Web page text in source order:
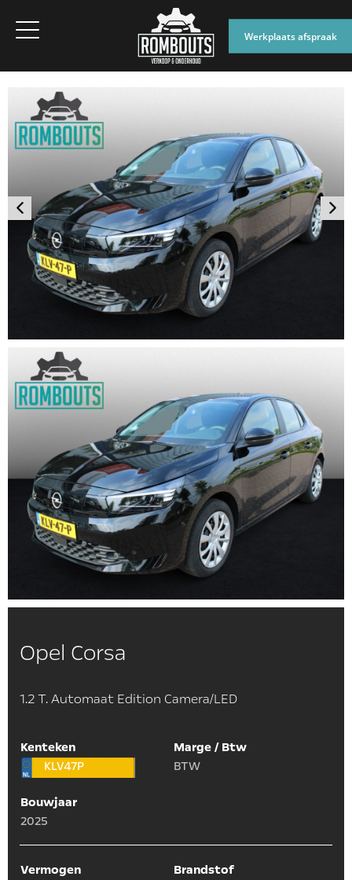
Werkplaats afspraak
Opel Corsa
1.2 T. Automaat Edition Camera/LED
Kenteken
KLV47P
Marge / Btw
BTW
Bouwjaar
2025
Vermogen Brandstof